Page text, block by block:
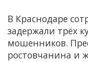
В Краснодаре
задержали трёх
мошенников.
ростовчанина и